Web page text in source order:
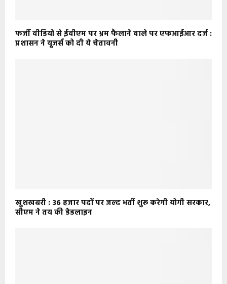
फर्जी वीडियो से ईवीएम पर भ्रम फैलाने वाले पर एफआईआर दर्ज :
प्रशासन ने यूजर्स को दी ये चेतावनी
खुशखबरी : 36 हजार पदों पर जल्द भर्ती शुरू करेगी योगी सरकार,
सीएम ने तय की डेडलाइन